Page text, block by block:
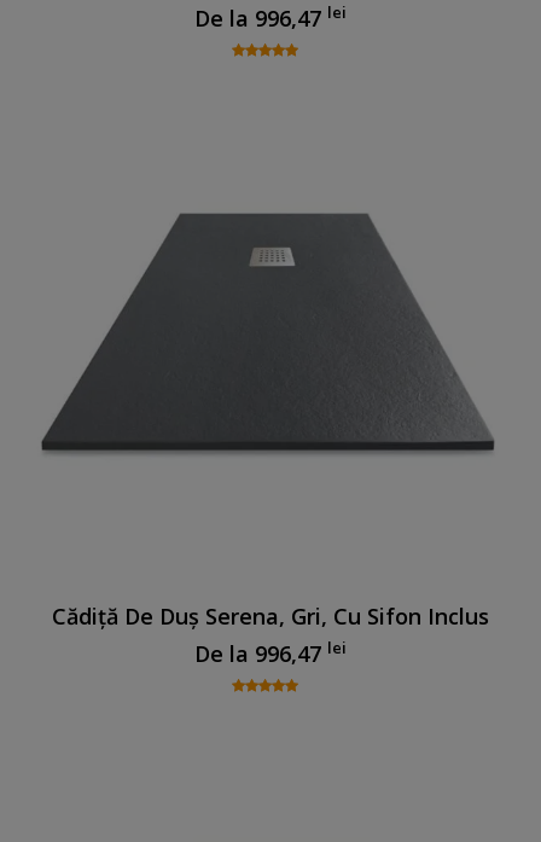
De la 996,47 lei
Cădiță De Duș Serena, Gri, Cu Sifon Inclus
De la 996,47 lei